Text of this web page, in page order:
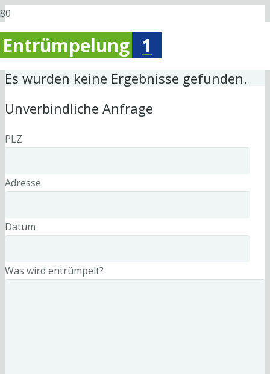
Entrümpelung 1
Es wurden keine Ergebnisse gefunden.
Unverbindliche Anfrage
PLZ
Adresse
Datum
Was wird entrümpelt?